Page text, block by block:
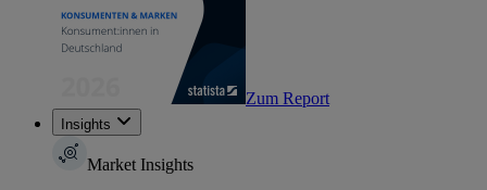
Zum Report
Insights
Market Insights